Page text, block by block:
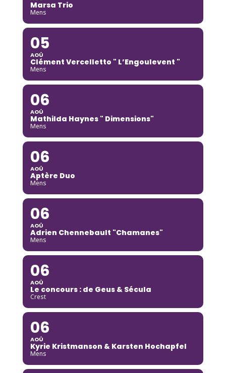
Marsa Trio
Mens
05
AOÛ
Clément Vercelletto " L’Engoulevent "
Mens
06
AOÛ
Mathilda Haynes " Dimensions"
Mens
06
AOÛ
Aptère Duo
Mens
06
AOÛ
Adrien Chennebault "Chamanes"
Mens
06
AOÛ
Le concours : de Geus & Sécula
Crest
06
AOÛ
Kyrie Kristmanson & Karsten Hochapfel
Mens